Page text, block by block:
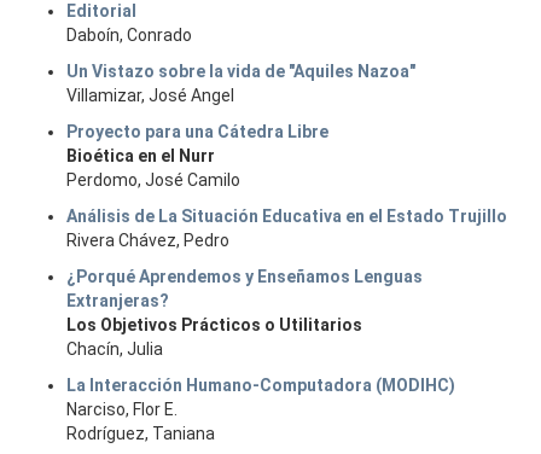
Editorial
Daboín, Conrado
Un Vistazo sobre la vida de "Aquiles Nazoa"
Villamizar, José Angel
Proyecto para una Cátedra Libre
Bioética en el Nurr
Perdomo, José Camilo
Análisis de La Situación Educativa en el Estado Trujillo
Rivera Chávez, Pedro
¿Porqué Aprendemos y Enseñamos Lenguas
Extranjeras?
Los Objetivos Prácticos o Utilitarios
Chacín, Julia
La Interacción Humano-Computadora (MODIHC)
Narciso, Flor E.
Rodríguez, Taniana